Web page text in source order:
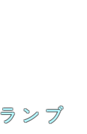
ランブ